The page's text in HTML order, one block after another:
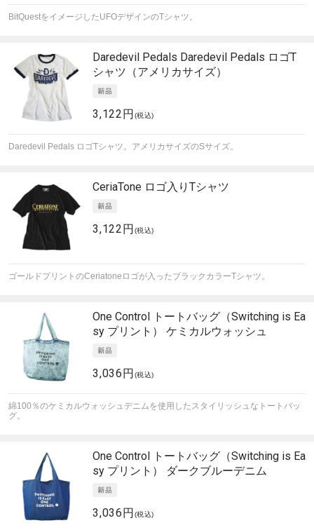
BitQuestをイメージしたUFOデザインのTシャツ。
Daredevil Pedals Daredevil Pedals ロゴT
シャツ（アメリカサイズ）
3,122円 (税込)
Daredevil Pedals ロゴTシャツ。アメリカサイズのSサイズ。
CeriaTone ロゴ入りTシャツ
3,122円 (税込)
ゴールドプリントのCeriatoneロゴが入ったブラックカラーTシャツ。
One Control トートバッグ（Switching is Ea
sy プリント） ケミカルウォッシュ
3,036円 (税込)
綿100％のケミカルウォッシュデニムを使用したスタイリッシュなトートバッ
グ。
One Control トートバッグ（Switching is Ea
sy プリント） ダークブルーデニム
3,036円 (税込)